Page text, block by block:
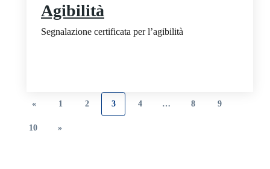
Agibilità
Segnalazione certificata per l’agibilità
« 1 2 3 4 … 8 9
10 »